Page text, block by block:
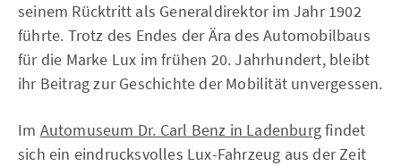
seinem Rücktritt als Generaldirektor im Jahr 1902
führte. Trotz des Endes der Ära des Automobilbaus
für die Marke Lux im frühen 20. Jahrhundert, bleibt
ihr Beitrag zur Geschichte der Mobilität unvergessen.
Im Automuseum Dr. Carl Benz in Ladenburgfindet
sich ein eindrucksvolles Lux-Fahrzeug aus der Zeit